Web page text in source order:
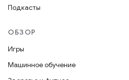
Подкасты
ОБЗОР
Игры
Машинное обучение